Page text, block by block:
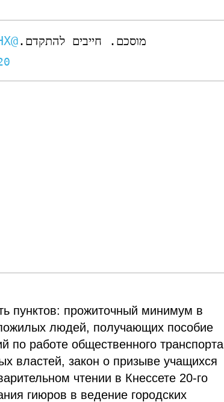
מוסכם. חייבים להתקדם.@AvigdorLiberman
пунктов: прожиточный минимум в
людей, получающих пособие
по работе общественного транспорта
властей, закон о призыве учащихся
чтении в Кнессете 20-го
гиюров в ведение городских